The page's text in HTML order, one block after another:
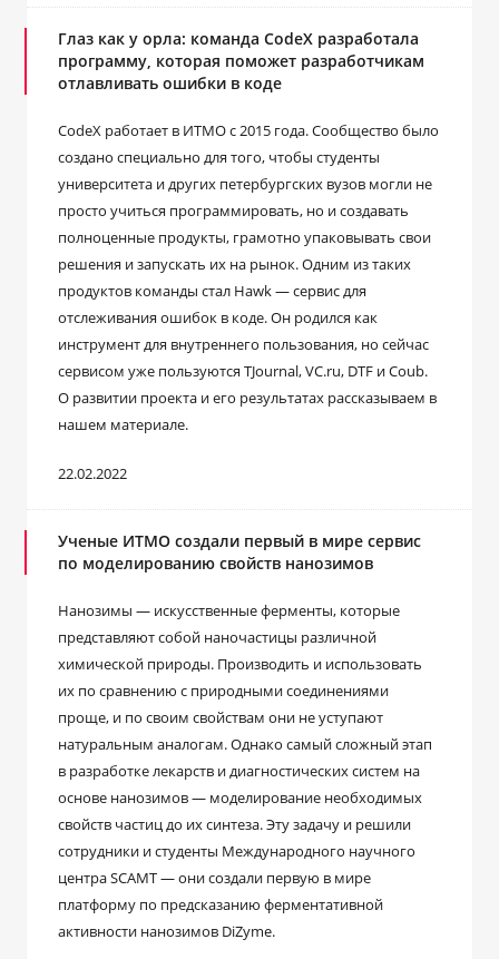
Глаз как у орла: команда CodeX разработала
программу, которая поможет разработчикам
отлавливать ошибки в коде
CodeX работает в ИТМО с 2015 года. Сообщество было
создано специально для того, чтобы студенты
университета и других петербургских вузов могли не
просто учиться программировать, но и создавать
полноценные продукты, грамотно упаковывать свои
решения и запускать их на рынок. Одним из таких
продуктов команды стал Hawk ― сервис для
отслеживания ошибок в коде. Он родился как
инструмент для внутреннего пользования, но сейчас
сервисом уже пользуются TJournal, VC.ru, DTF и Coub.
О развитии проекта и его результатах рассказываем в
нашем материале.
22.02.2022
Ученые ИТМО создали первый в мире сервис
по моделированию свойств нанозимов
Нанозимы — искусственные ферменты, которые
представляют собой наночастицы различной
химической природы. Производить и использовать
их по сравнению с природными соединениями
проще, и по своим свойствам они не уступают
натуральным аналогам. Однако самый сложный этап
в разработке лекарств и диагностических систем на
основе нанозимов — моделирование необходимых
свойств частиц до их синтеза. Эту задачу и решили
сотрудники и студенты Международного научного
центра SCAMT — они создали первую в мире
платформу по предсказанию ферментативной
активности нанозимов DiZyme.